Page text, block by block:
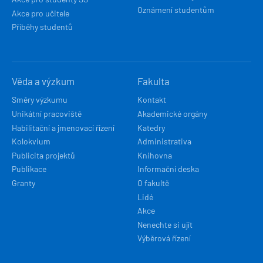
Akce pro učitele
Příběhy studentů
Oznámení studentům
Věda a výzkum
Směry výzkumu
Unikátní pracoviště
Habilitační a jmenovací řízení
Kolokvium
Publicita projektů
Publikace
Granty
Fakulta
Kontakt
Akademické orgány
Katedry
Administrativa
Knihovna
Informační deska
O fakultě
Lidé
Akce
Nenechte si ujít
Výběrová řízení